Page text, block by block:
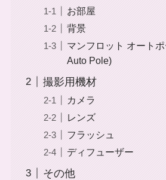
お部屋
背景
マンフロット オート
Auto Pole)
撮影用機材
カメラ
レンズ
フラッシュ
ディフューザー
その他